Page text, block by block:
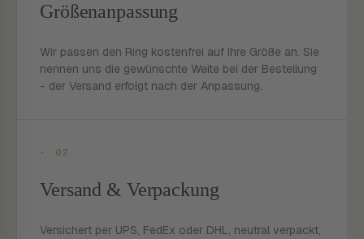
Größenanpassung
Wir passen den Ring kostenfrei auf Ihre Größe an. Sie
nennen uns die gewünschte Weite bei der Bestellung
- der Versand erfolgt nach der Anpassung.
- 02
Versand & Verpackung
Versichert per UPS, FedEx oder DHL, neutral verpackt,